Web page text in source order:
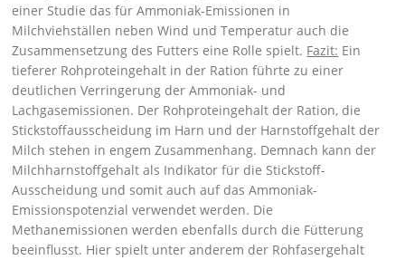
einer Studie das für Ammoniak-Emissionen in
Milchviehställen neben Wind und Temperatur auch die
Zusammensetzung des Futters eine Rolle spielt. Fazit: Ein
tieferer Rohproteingehalt in der Ration führte zu einer
deutlichen Verringerung der Ammoniak- und
Lachgasemissionen. Der Rohproteingehalt der Ration, die
Stickstoffausscheidung im Harn und der Harnstoffgehalt der
Milch stehen in engem Zusammenhang. Demnach kann der
Milchharnstoffgehalt als Indikator für die Stickstoff-
Ausscheidung und somit auch auf das Ammoniak-
Emissionspotenzial verwendet werden. Die
Methanemissionen werden ebenfalls durch die Fütterung
beeinflusst. Hier spielt unter anderem der Rohfasergehalt